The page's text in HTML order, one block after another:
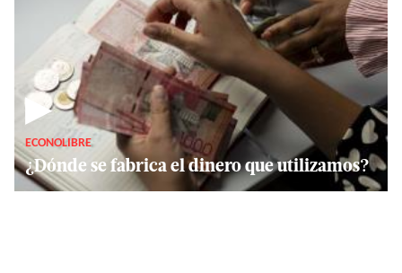
▶
ECONOLIBRE
¿Dónde se fabrica el dinero que utilizamos?